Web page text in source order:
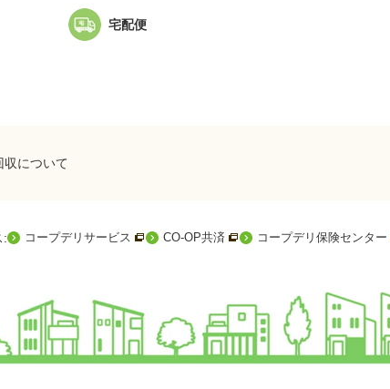
宅配便
ます
収について
: コープデリサービス 新規ウィンドウを開きます
CO-OP共済 新規ウィンドウを開きます
コープデリ保険センター